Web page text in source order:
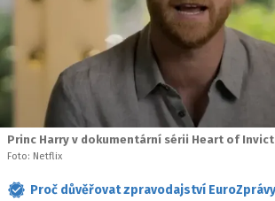
Princ Harry v dokumentární sérii Heart of
Foto: Netflix
Proč důvěřovat zpravodajství